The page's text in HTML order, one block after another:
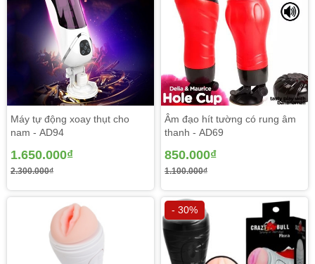
giả là một món đồ dụng cụ cá nhân bình thường.
Xem thêm tại:trứng rung tình yêu ,dương vật giả hít
tường
Máy tự động xoay thụt cho
nam - AD94
1.650.000₫
2.300.000₫
Âm đạo hít tường có rung âm
thanh - AD69
850.000₫
1.100.000₫
- 30%